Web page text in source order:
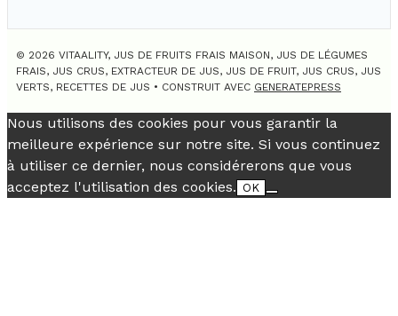
© 2026 VITAALITY, JUS DE FRUITS FRAIS MAISON, JUS DE LÉGUMES
FRAIS, JUS CRUS, EXTRACTEUR DE JUS, JUS DE FRUIT, JUS CRUS, JUS
VERTS, RECETTES DE JUS • CONSTRUIT AVEC GENERATEPRESS
Nous utilisons des cookies pour vous garantir la
meilleure expérience sur notre site. Si vous continuez
à utiliser ce dernier, nous considérerons que vous
acceptez l'utilisation des cookies. OK